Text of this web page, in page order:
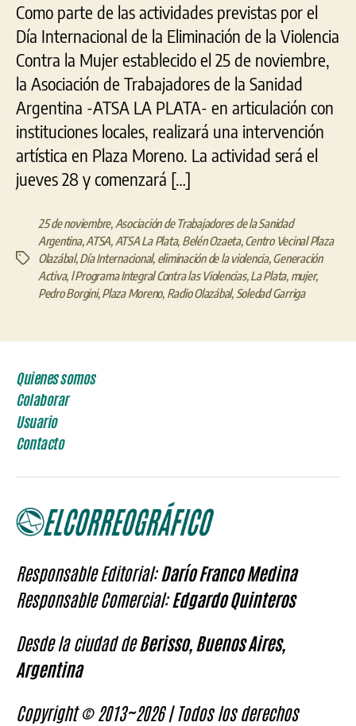
Como parte de las actividades previstas por el
Día Internacional de la Eliminación de la Violencia
Contra la Mujer establecido el 25 de noviembre,
la Asociación de Trabajadores de la Sanidad
Argentina -ATSA LA PLATA- en articulación con
instituciones locales, realizará una intervención
artística en Plaza Moreno. La actividad será el
jueves 28 y comenzará […]
Etiquetas
25 de noviembre, Asociación de Trabajadores de la Sanidad
Argentina,ATSA, ATSA La Plata, Belén Ozaeta,Centro Vecinal Plaza
Olazábal,Día Internacional, eliminación de la violencia,Generación
Activa, l Programa Integral Contra las Violencias,La Plata, mujer,
Pedro Borgini,Plaza Moreno, Radio Olazábal, Soledad Garriga
Quienes somos
Colaborar
Usuario
Contacto
Responsable Editorial:Darío Franco Medina
Responsable Comercial:Edgardo Quinteros
Desde la ciudad deBerisso, Buenos Aires,
Argentina
Copyright © 2013~2026 | Todos los derechos